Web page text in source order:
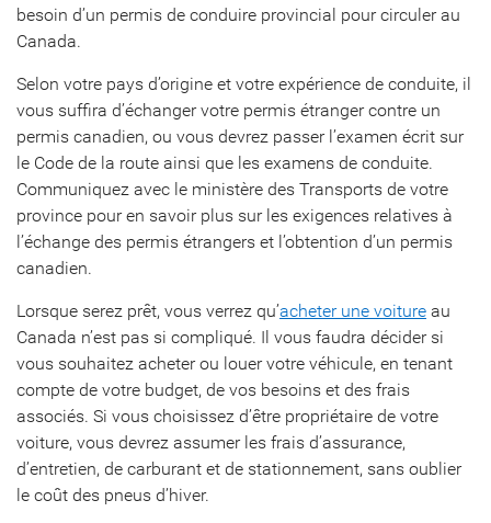
besoin d’un permis de conduire provincial pour circuler au
Canada.
Selon votre pays d’origine et votre expérience de conduite, il
vous suffira d’échanger votre permis étranger contre un
permis canadien, ou vous devrez passer l’examen écrit sur
le Code de la route ainsi que les examens de conduite.
Communiquez avec le ministère des Transports de votre
province pour en savoir plus sur les exigences relatives à
l’échange des permis étrangers et l’obtention d’un permis
canadien.
Lorsque serez prêt, vous verrez qu’acheter une voiture au
Canada n’est pas si compliqué. Il vous faudra décider si
vous souhaitez acheter ou louer votre véhicule, en tenant
compte de votre budget, de vos besoins et des frais
associés. Si vous choisissez d’être propriétaire de votre
voiture, vous devrez assumer les frais d’assurance,
d’entretien, de carburant et de stationnement, sans oublier
le coût des pneus d’hiver.